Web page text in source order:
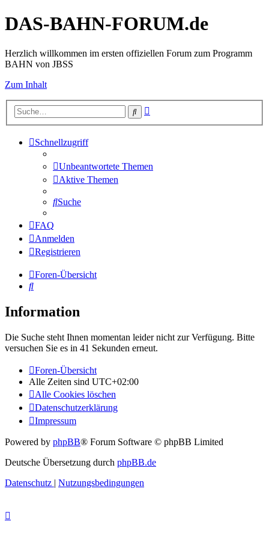
DAS-BAHN-FORUM.de
Herzlich willkommen im ersten offiziellen Forum zum Programm
BAHN von JBSS
Zum Inhalt
Suche
Schnellzugriff
Unbeantwortete Themen
Aktive Themen
Suche
FAQ
Anmelden
Registrieren
Foren-Übersicht
Suche
Information
Die Suche steht Ihnen momentan leider nicht zur Verfügung. Bitte
versuchen Sie es in 41 Sekunden erneut.
Foren-Übersicht
Alle Zeiten sind UTC+02:00
Alle Cookies löschen
Datenschutzerklärung
Impressum
Powered by phpBB® Forum Software © phpBB Limited
Deutsche Übersetzung durch phpBB.de
Datenschutz | Nutzungsbedingungen